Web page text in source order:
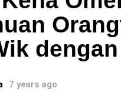
7 years ago